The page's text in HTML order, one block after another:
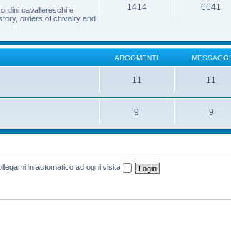
cavallereschi e
orders of chivalry and
1414 6641
ARGOMENTI MESSAGGI
11 11
9 9
in automatico ad ogni visita